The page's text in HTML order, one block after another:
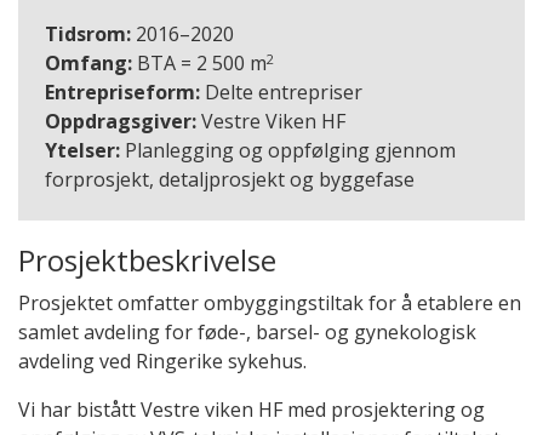
Tidsrom: 2016–2020
Omfang: BTA = 2 500 m2
Entrepriseform: Delte entrepriser
Oppdragsgiver:Vestre Viken HF
Ytelser: Planlegging og oppfølging gjennom
forprosjekt, detaljprosjekt og byggefase
Prosjektbeskrivelse
Prosjektet omfatter ombyggingstiltak for å etablere en
samlet avdeling for føde-, barsel- og gynekologisk
avdeling ved Ringerike sykehus.
Vi har bistått Vestre viken HF med prosjektering og